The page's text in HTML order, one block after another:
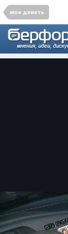
моя девять